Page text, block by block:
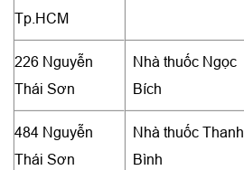
Tp.HCM
226 Nguyễn
Thái Sơn
Nhà thuốc Ngọc
Bích
484 Nguyễn
Thái Sơn
Nhà thuốc Thanh
Bình